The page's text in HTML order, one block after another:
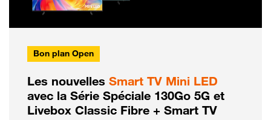
Bon plan Open
Les nouvelles Smart TV Mini LED
avec la Série Spéciale 130Go 5G et
Livebox Classic Fibre + Smart TV